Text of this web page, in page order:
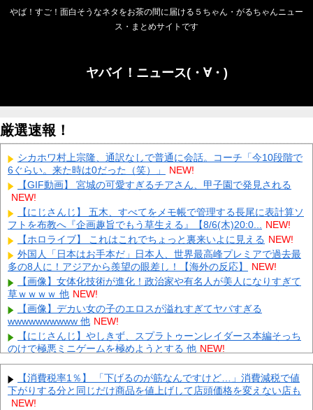
やば！すご！面白そうなネタをお茶の間に届ける５ちゃん・がるちゃんニュー
ス・まとめサイトです
ヤバイ！ニュース(・∀・)
厳選速報！
シカホワ村上宗隆、通訳なしで普通に会話。コーチ「今10段階で
6ぐらい。来た時は0だった（笑）」
NEW!
【GIF動画】 宮城の可愛すぎるチアさん、甲子園で発見される
NEW!
【にじさんじ】 五木、すべてをメモ帳で管理する長尾に表計算ソ
フトを布教へ『企画趣旨でもう草生える』【8/6(木)20:0... NEW!
【ホロライブ】 これはこれでちょっと裏来いよに見える NEW!
外国人「日本はお手本だ」日本人、世界最高峰プレミアで過去最
多の8人に！アジアから羨望の眼差し！【海外の反応】
NEW!
【画像】女体化技術が進化！政治家や有名人が美人になりすぎて
草ｗｗｗｗ 他 NEW!
【画像】デカい女の子のエロスが溢れすぎてヤバすぎる
wwwwwwwwww 他 NEW!
【にじさんじ】やしきず、スプラトゥーンレイダース本編そっち
のけで極悪ミニゲームを極めようとする 他 NEW!
【悲報】ゲーフリ新作「ビースト・オブ・リインカーネーショ
ン」、老舗レビューサイトからボロクソ言われてしまう 他 NEW!
八村塁「ホーバスが監督辞めた？じゃあ代表復帰する！」←これ
ｗｗｗｗｗｗｗｗｗ 他
【消費税率1％】 「下げるのが筋なんですけど…」消費減税で値
下がりする分と同じだけ商品を値上げして店頭価格を変えない店も
NEW!